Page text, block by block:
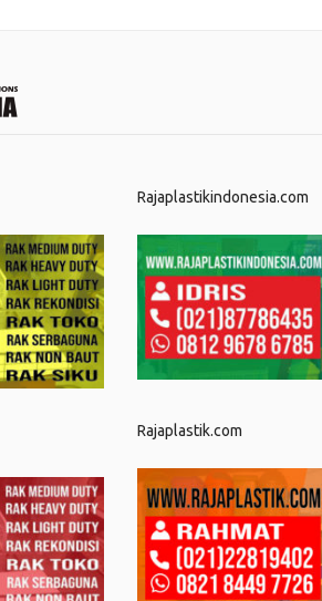
Rajaplastikindonesia.com
Rajaplastik.com